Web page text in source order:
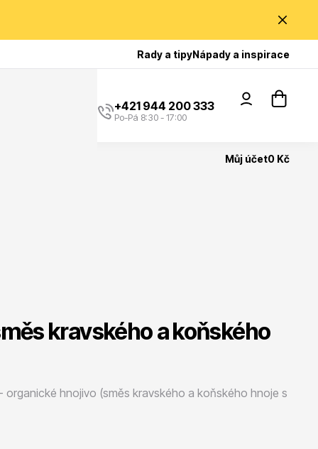
Rady a tipyNápady a inspirace
Poradíme Vám?
+421 944 200 333
Po-Pá 8:30 - 17:00
Můj účet0 Kč
Listnaté stromy
kravského a koňského
organické hnojivo (směs kravského a koňského hnoje s